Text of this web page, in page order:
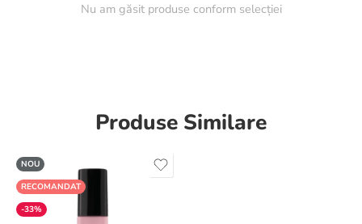
Nu am găsit produse conform selecției
Produse Similare
NOU
RECOMANDAT
-33%